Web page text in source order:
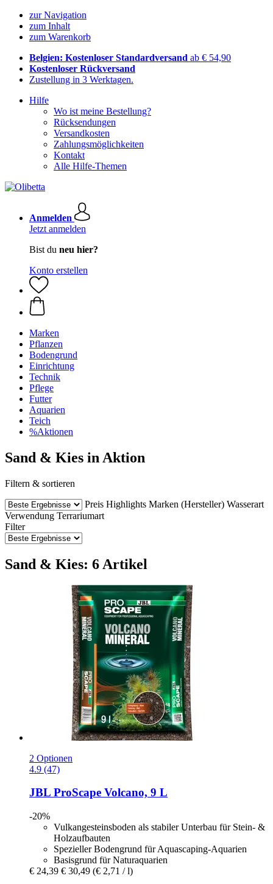
zur Navigation
zum Inhalt
zum Warenkorb
Belgien: Kostenloser Standardversand ab € 54,90
Kostenloser Rückversand
Zustellung in 3 Werktagen.
Hilfe
Wo ist meine Bestellung?
Rücksendungen
Versandkosten
Zahlungsmöglichkeiten
Kontakt
Alle Hilfe-Themen
Anmelden
Jetzt anmelden
Bist du neu hier?
Konto erstellen
Marken
Pflanzen
Bodengrund
Einrichtung
Technik
Pflege
Futter
Aquarien
Teich
%Aktionen
Sand & Kies in Aktion
Filtern & sortieren
Preis Highlights Marken (Hersteller) Wasserart
Verwendung Terrariumart
Filter
Sand & Kies: 6 Artikel
2 Optionen
4.9 (47)
JBL ProScape Volcano, 9 L
-20%
Vulkangesteinsboden als stabiler Unterbau für Stein- &
Holzaufbauten
Spezieller Bodengrund für Aquascaping-Aquarien
Basisgrund für Naturaquarien
€ 24,39 € 30,49 (€ 2,71 / l)